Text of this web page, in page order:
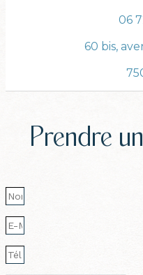
06
60 bis,
Prendre